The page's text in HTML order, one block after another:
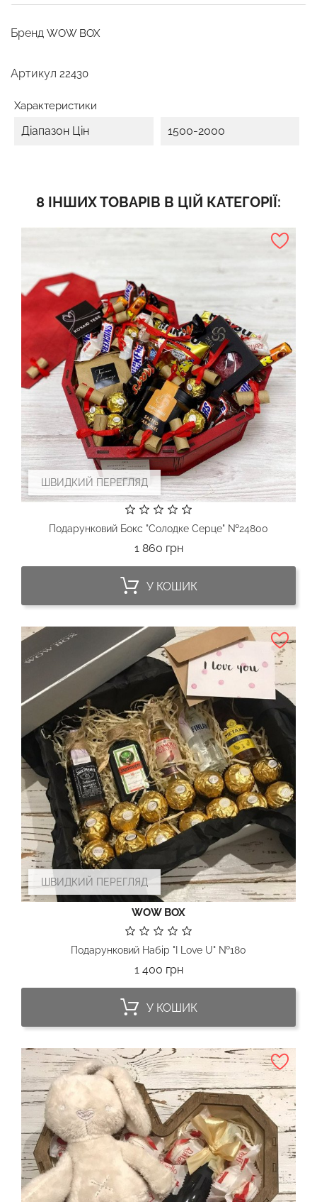
Бренд WOW BOX
Артикул 22430
Характеристики
Діапазон Цін 1500-2000
8 ІНШИХ ТОВАРІВ В ЦІЙ КАТЕГОРІЇ:
ШВИДКИЙ ПЕРЕГЛЯД
Подарунковий Бокс "Солодке Серце" №24800
1 860 грнЦіна
У КОШИК
ШВИДКИЙ ПЕРЕГЛЯД
WOW BOX
Подарунковий Набір "I Love U" №180
1 400 грнЦіна
У КОШИК